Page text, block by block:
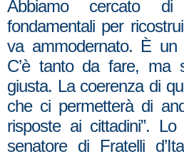
Abbiamo cercato di
fondamentali per
va ammodernato. È un
C’è tanto da fare, ma
giusta. La coerenza di
che ci permetterà di
risposte ai cittadini”.
senatore di Fratelli